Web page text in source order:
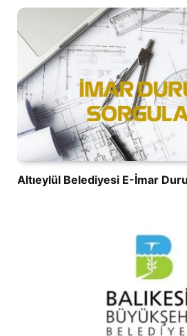
Altıeylül Belediyesi E-İmar